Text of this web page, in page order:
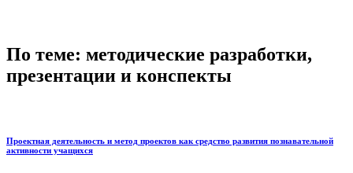
По теме: методические разработки,
презентации и конспекты
Проектная деятельность и метод проектов как средство развития познавательной
активности учащихся